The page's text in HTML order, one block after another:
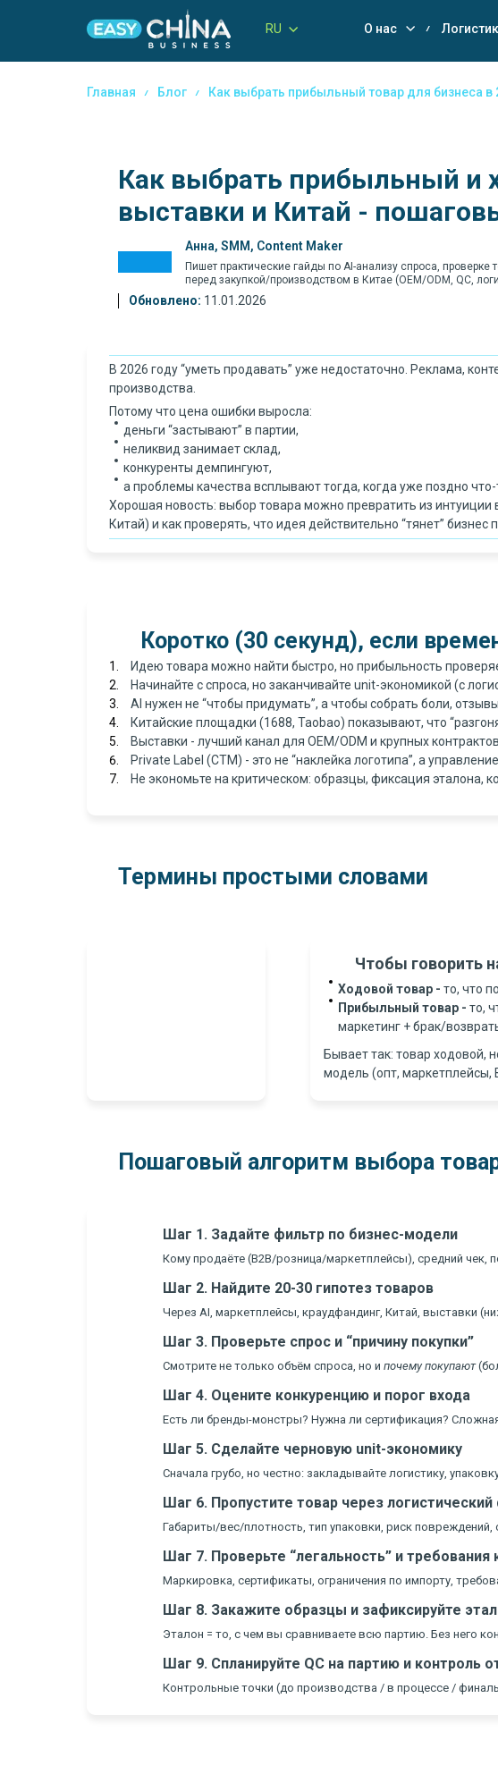
RU О нас
Главная Блог Как выбрать прибыльный товар для бизнеса в
Как выбрать прибыльный и
выставки и Китай -
Анна, SMM, Content Maker
Пишет практические гайды по AI-анализу спроса, проверке
перед закупкой/производством в Китае (OEM/ODM, QC,
Обновлено: 11.01.2026
В 2026 году “уметь продавать” уже недостаточно. Реклама,
производства.
Потому что цена ошибки выросла:
деньги “застывают” в партии,
неликвид занимает склад,
конкуренты демпингуют,
а проблемы качества всплывают тогда, когда уже поздно что-
Хорошая новость: выбор товара можно превратить из
Китай) и как проверять, что идея действительно “тянет” бизнес
Коротко (30 секунд), если
Идею товара можно найти быстро, но прибыльность
Начинайте с спроса, но заканчивайте unit-экономикой (с
AI нужен не “чтобы придумать”, а чтобы собрать боли,
Китайские площадки (1688, Taobao) показывают, что
Выставки - лучший канал для OEM/ODM и крупных
Private Label (СТМ) - это не “наклейка логотипа”, а
Не экономьте на критическом: образцы, фиксация эталона,
Термины простыми словами
Чтобы говорить
Ходовой товар - то, что
Прибыльный товар - то,
маркетинг + брак/
Бывает так: товар ходовой,
модель (опт, маркетплейсы,
Пошаговый алгоритм выбора
Шаг 1. Задайте фильтр по бизнес-модели
Кому продаёте (B2B/розница/маркетплейсы), средний чек,
Шаг 2. Найдите 20-30 гипотез товаров
Через AI, маркетплейсы, краудфандинг, Китай, выставки
Шаг 3. Проверьте спрос и “причину покупки”
Смотрите не только объём спроса, но и почему покупают
Шаг 4. Оцените конкуренцию и порог входа
Есть ли бренды-монстры? Нужна ли сертификация?
Шаг 5. Сделайте черновую unit-экономику
Сначала грубо, но честно: закладывайте логистику,
Шаг 6. Пропустите товар через логистический
Габариты/вес/плотность, тип упаковки, риск повреждений,
Шаг 7. Проверьте “легальность” и
Маркировка, сертификаты, ограничения по импорту,
Шаг 8. Закажите образцы и зафиксируйте
Эталон = то, с чем вы сравниваете всю партию. Без него
Шаг 9. Спланируйте QC на партию и контроль
Контрольные точки (до производства / в процессе /